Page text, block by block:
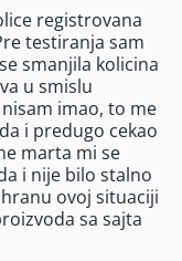
registrovana
testiranja sam
smanjila kolicina
u smislu
imao, to me
i predugo cekao
marta mi se
i nije bilo stalno
ovoj situaciji
sa sajta